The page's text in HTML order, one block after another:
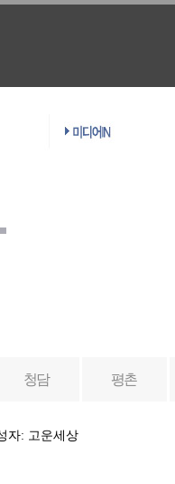
청담 평촌
자: 고운세상